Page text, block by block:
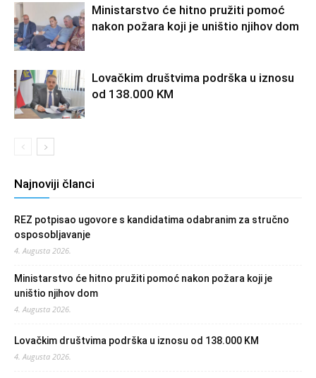
Ministarstvo će hitno pružiti pomoć
nakon požara koji je uništio njihov dom
Lovačkim društvima podrška u iznosu
od 138.000 KM
Najnoviji članci
REZ potpisao ugovore s kandidatima odabranim za stručno
osposobljavanje
4. Augusta 2026.
Ministarstvo će hitno pružiti pomoć nakon požara koji je
uništio njihov dom
4. Augusta 2026.
Lovačkim društvima podrška u iznosu od 138.000 KM
4. Augusta 2026.